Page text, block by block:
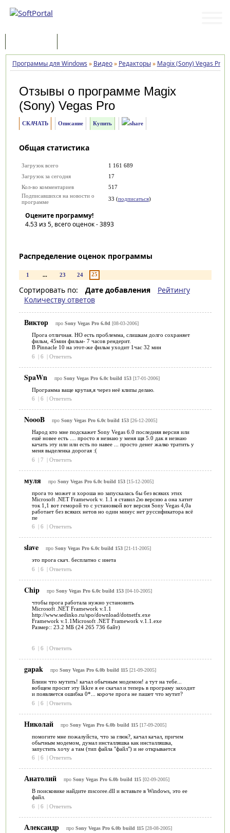
Программы для Windows » Видео» Редакторы» Magix (Sony) Vegas Pro
Отзывы о программе Magix
(Sony) Vegas Pro
СКАЧАТЬ Описание Купить
Общая статистика
Загрузок всего
1 161 689
Загрузок за сегодня
17
Кол-во комментариев
517
Подписавшихся на новости о
программе
33 (подписаться)
Оцените программу!
4.53из 5, всего оценок -3893
Распределение оценок программы
1 ... 23 24 25
Сортировать по: Дате добавления
Рейтингу
Количеству ответов
Виктор про Sony Vegas Pro 6.0d [08-03-2006]
Прога отличная. НО есть проблемма, слишкам долго сохраняет
фильм, 45мин фильм- 7 часов рендерит.
В Pinnacle 10 на этот-же фильм уходит 1час 32 мин
6
| 6 | Ответить
SpaWn про Sony Vegas Pro 6.0c build 153[17-01-2006]
Программа ваще крутая,я через неё клипы делаю.
6
| 6 | Ответить
NoooB про Sony Vegas Pro 6.0c build 153[26-12-2005]
Народ кто мне подскажет Sony Vegas 6.0 последняя версия или
ешё новее есть .... просто я незнаю у меня щя 5.0 дак я незнаю
качать эту или или есть по навее ... просто денег жалко тратить у
меня выделенка дорогая :(
6
| 7 | Ответить
муля про Sony Vegas Pro 6.0c build 153[15-12-2005]
прога то может и хороша но запускалась бы без всяких этих
Microsoft .NET Framework v. 1.1 я ставил 2ю версию а она хатит
ток 1,1 вот геморой то с установкой вот версия Sony Vegas 4,0а
работает без всяких нетов но один минус нет руссификатора всё
пе
6
| 6 | Ответить
slave про Sony Vegas Pro 6.0c build 153[21-11-2005]
это прога скач. бесплатно с инета
6
| 6 | Ответить
Chip про Sony Vegas Pro 6.0c build 153[04-10-2005]
чтобы прога работала нужно установить
Microsoft .NET Framework v.1.1
http://www.sedinko.ru/spo/download/dotnetfx.exe
Framework v.1.1Microsoft .NET Framework v.1.1.exe
Размер:: 23.2 MБ (24 265 736 байт)
6 | 6 | Ответить
gapak про Sony Vegas Pro 6.0b build 115[21-09-2005]
Блиин что мутить! качал обычным модемом! а тут на тебе...
вобщем просит эту lkkre я ее скачал и теперь в програму заходит
и появляется ошибка 0*... короче прога не пашет что мутит?
6
| 6 | Ответить
Николай про Sony Vegas Pro 6.0b build 115[17-09-2005]
помогите мне пожалуйста, что за глюк?, качал качал, причем
обычным модемом, думал инсталляшка как инсталляшка,
запустить хочу а там (тип файла "файл") и не открывается
6
| 6 | Ответить
Анатолий про Sony Vegas Pro 6.0b build 115[02-09-2005]
В поисковике найдите mscoree.dll и вставьте в Windows, это ее
файл.
6
| 6 | Ответить
Александр про Sony Vegas Pro 6.0b build 115[28-08-2005]